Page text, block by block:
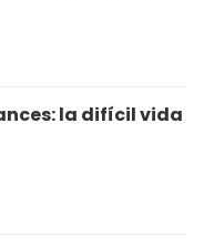
la difícil vida